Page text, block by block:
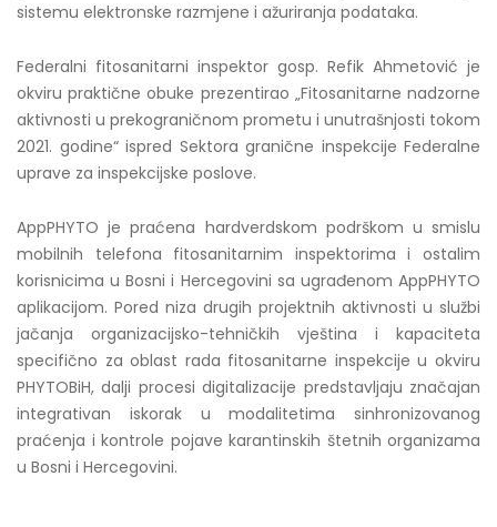
sistemu elektronske razmjene i ažuriranja podataka.
Federalni fitosanitarni inspektor gosp. Refik Ahmetović je
okviru praktične obuke prezentirao „Fitosanitarne nadzorne
aktivnosti u prekograničnom prometu i unutrašnjosti tokom
2021. godine“ ispred Sektora granične inspekcije Federalne
uprave za inspekcijske poslove.
AppPHYTO je praćena hardverdskom podrškom u smislu
mobilnih telefona fitosanitarnim inspektorima i ostalim
korisnicima u Bosni i Hercegovini sa ugrađenom AppPHYTO
aplikacijom. Pored niza drugih projektnih aktivnosti u službi
jačanja organizacijsko-tehničkih vještina i kapaciteta
specifično za oblast rada fitosanitarne inspekcije u okviru
PHYTOBiH, dalji procesi digitalizacije predstavljaju značajan
integrativan iskorak u modalitetima sinhronizovanog
praćenja i kontrole pojave karantinskih štetnih organizama
u Bosni i Hercegovini.